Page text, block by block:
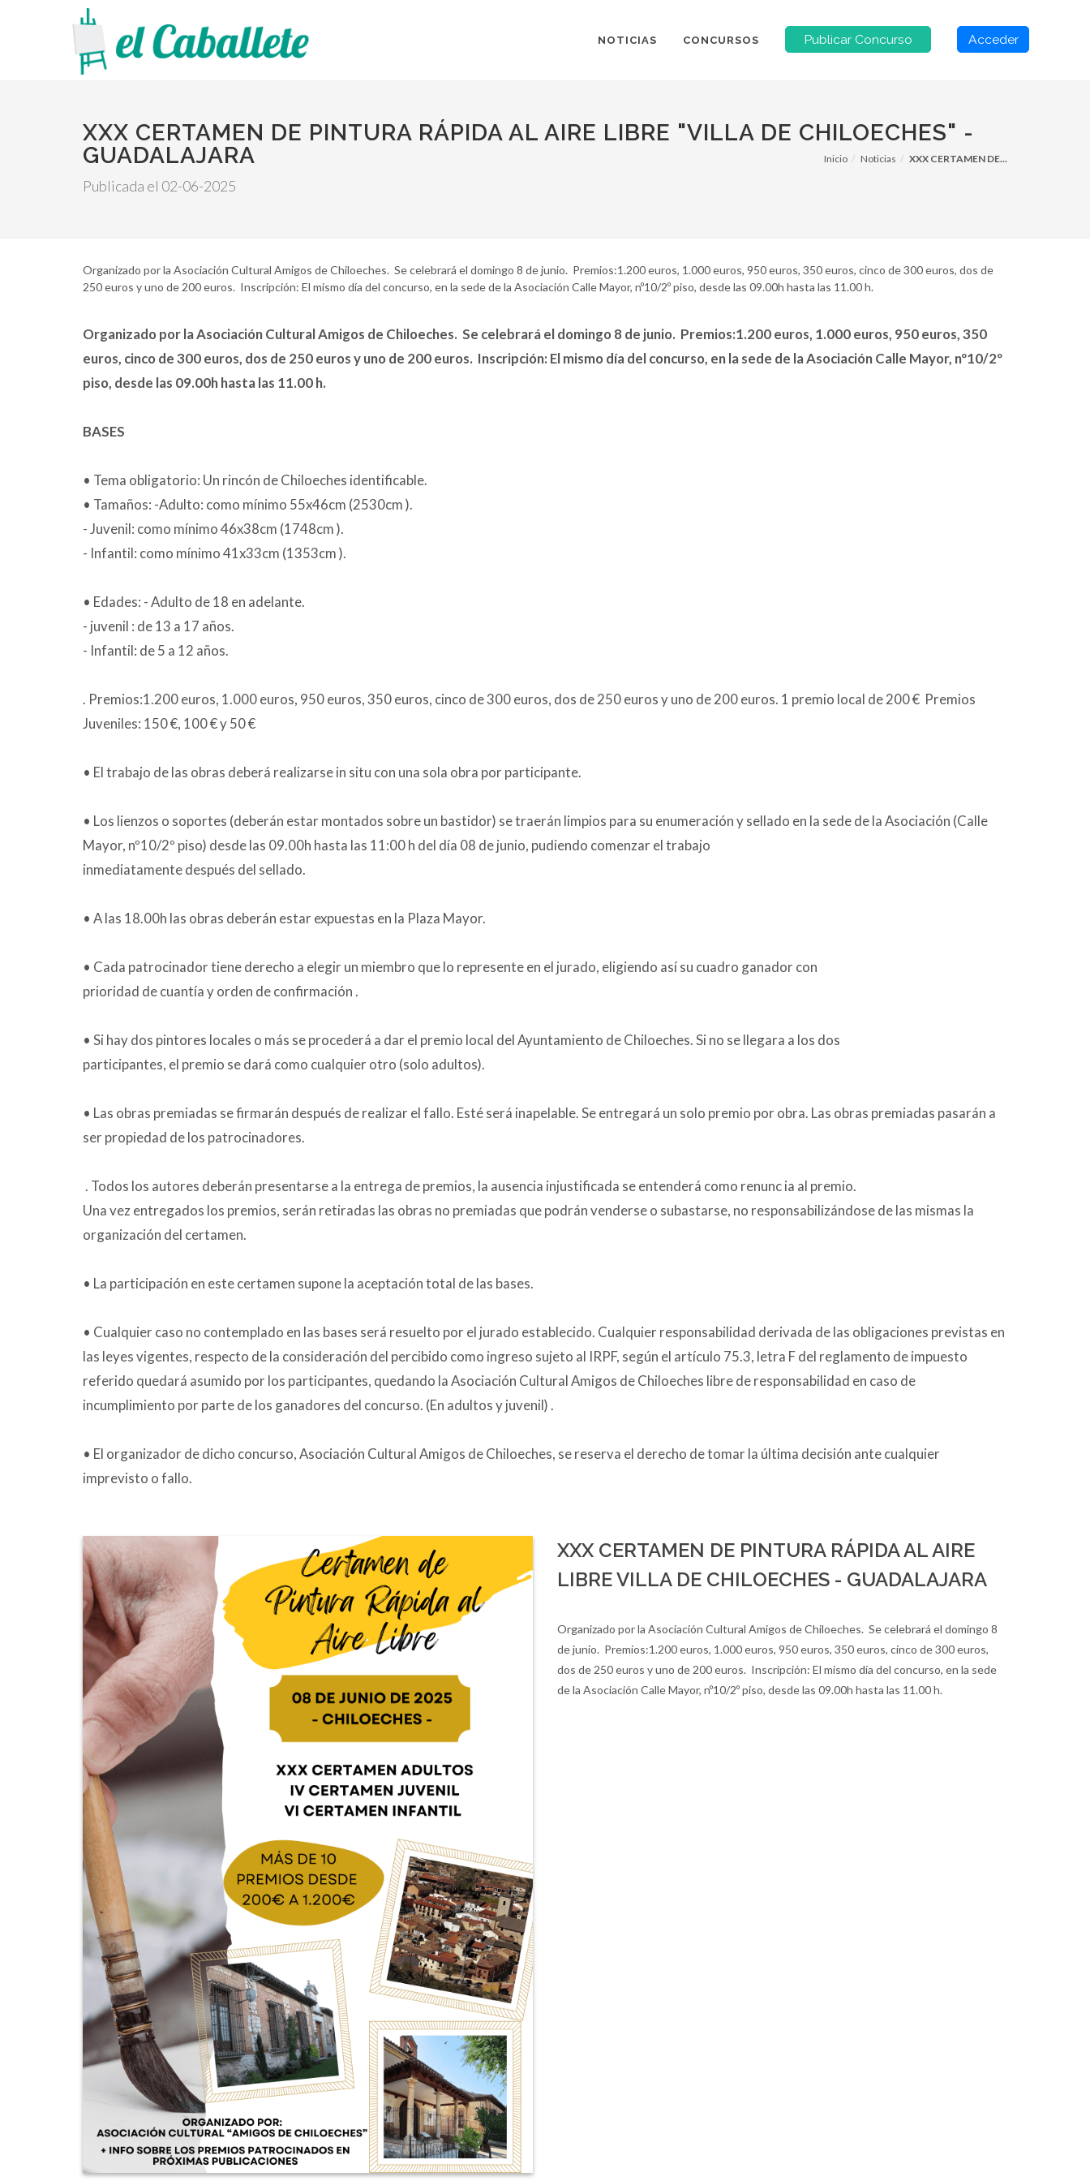
NOTICIAS CONCURSOS Publicar Concurso Acceder
XXX CERTAMEN DE PINTURA RÁPIDA AL AIRE LIBRE "VILLA DE CHILOECHES" -
GUADALAJARA
Publicada el 02-06-2025
Inicio Noticias XXX CERTAMEN DE...
Organizado por la Asociación Cultural Amigos de Chiloeches. Se celebrará el domingo 8 de junio. Premios:1.200 euros, 1.000 euros, 950 euros, 350 euros, cinco de 300 euros, dos de
250 euros y uno de 200 euros. Inscripción: El mismo día del concurso, en la sede de la Asociación Calle Mayor, nº10/2º piso, desde las 09.00h hasta las 11.00 h.
Organizado por la Asociación Cultural Amigos de Chiloeches. Se celebrará el domingo 8 de junio. Premios:1.200 euros, 1.000 euros, 950 euros, 350
euros, cinco de 300 euros, dos de 250 euros y uno de 200 euros. Inscripción: El mismo día del concurso, en la sede de la Asociación Calle Mayor, nº10/2º
piso, desde las 09.00h hasta las 11.00 h.
BASES
• Tema obligatorio: Un rincón de Chiloeches identificable.
• Tamaños: -Adulto: como mínimo 55x46cm (2530cm ).
- Juvenil: como mínimo 46x38cm (1748cm ).
- Infantil: como mínimo 41x33cm (1353cm ).
• Edades: - Adulto de 18 en adelante.
- juvenil : de 13 a 17 años.
- Infantil: de 5 a 12 años.
. Premios:1.200 euros, 1.000 euros, 950 euros, 350 euros, cinco de 300 euros, dos de 250 euros y uno de 200 euros. 1 premio local de 200 € Premios
Juveniles: 150 €, 100 € y 50 €
• El trabajo de las obras deberá realizarse in situ con una sola obra por participante.
• Los lienzos o soportes (deberán estar montados sobre un bastidor) se traerán limpios para su enumeración y sellado en la sede de la Asociación (Calle
Mayor, nº10/2º piso) desde las 09.00h hasta las 11:00 h del día 08 de junio, pudiendo comenzar el trabajo
inmediatamente después del sellado.
• A las 18.00h las obras deberán estar expuestas en la Plaza Mayor.
• Cada patrocinador tiene derecho a elegir un miembro que lo represente en el jurado, eligiendo así su cuadro ganador con
prioridad de cuantía y orden de confirmación .
• Si hay dos pintores locales o más se procederá a dar el premio local del Ayuntamiento de Chiloeches. Si no se llegara a los dos
participantes, el premio se dará como cualquier otro (solo adultos).
• Las obras premiadas se firmarán después de realizar el fallo. Esté será inapelable. Se entregará un solo premio por obra. Las obras premiadas pasarán a
ser propiedad de los patrocinadores.
. Todos los autores deberán presentarse a la entrega de premios, la ausencia injustificada se entenderá como renunc ia al premio.
Una vez entregados los premios, serán retiradas las obras no premiadas que podrán venderse o subastarse, no responsabilizándose de las mismas la
organización del certamen.
• La participación en este certamen supone la aceptación total de las bases.
• Cualquier caso no contemplado en las bases será resuelto por el jurado establecido. Cualquier responsabilidad derivada de las obligaciones previstas en
las leyes vigentes, respecto de la consideración del percibido como ingreso sujeto al IRPF, según el artículo 75.3, letra F del reglamento de impuesto
referido quedará asumido por los participantes, quedando la Asociación Cultural Amigos de Chiloeches libre de responsabilidad en caso de
incumplimiento por parte de los ganadores del concurso. (En adultos y juvenil) .
• El organizador de dicho concurso, Asociación Cultural Amigos de Chiloeches, se reserva el derecho de tomar la última decisión ante cualquier
imprevisto o fallo.
XXX CERTAMEN DE PINTURA RÁPIDA AL AIRE
LIBRE VILLA DE CHILOECHES - GUADALAJARA
Organizado por la Asociación Cultural Amigos de Chiloeches. Se celebrará el domingo 8
de junio. Premios:1.200 euros, 1.000 euros, 950 euros, 350 euros, cinco de 300 euros,
dos de 250 euros y uno de 200 euros. Inscripción: El mismo día del concurso, en la sede
de la Asociación Calle Mayor, nº10/2º piso, desde las 09.00h hasta las 11.00 h.